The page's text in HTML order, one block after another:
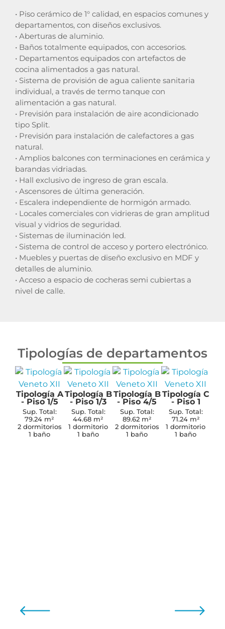
• Piso cerámico de 1° calidad, en espacios comunes y
departamentos, con diseños exclusivos.
• Aberturas de aluminio.
• Baños totalmente equipados, con accesorios.
• Departamentos equipados con artefactos de
cocina alimentados a gas natural.
• Sistema de provisión de agua caliente sanitaria
individual, a través de termo tanque con
alimentación a gas natural.
• Previsión para instalación de aire acondicionado
tipo Split.
• Previsión para instalación de calefactores a gas
natural.
• Amplios balcones con terminaciones en cerámica y
barandas vidriadas.
• Hall exclusivo de ingreso de gran escala.
• Ascensores de última generación.
• Escalera independiente de hormigón armado.
• Locales comerciales con vidrieras de gran amplitud
visual y vidrios de seguridad.
• Sistemas de iluminación led.
• Sistema de control de acceso y portero electrónico.
• Muebles y puertas de diseño exclusivo en MDF y
detalles de aluminio.
• Acceso a espacio de cocheras semi cubiertas a
nivel de calle.
Tipologías de departamentos
Tipología A
- Piso 1/5
Sup. Total:
79.24 m²
2 dormitorios
1 baño
Tipología B
- Piso 1/3
Sup. Total:
44.68 m²
1 dormitorio
1 baño
Tipología B
- Piso 4/5
Sup. Total:
89.62 m²
2 dormitorios
1 baño
Tipología C
- Piso 1
Sup. Total:
71.24 m²
1 dormitorio
1 baño